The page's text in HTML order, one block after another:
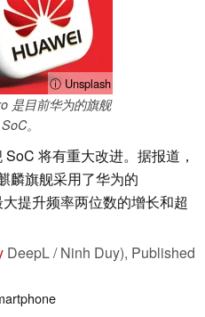
ⓘ Unsplash
是目前华为的旗舰
。
将有重大改进。据报道，
麟旗舰采用了华为的
提升频率两位数的增长和超
DeepL / Ninh Duy), Published